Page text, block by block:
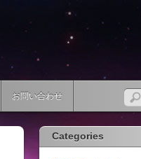
お問い合わせ
Categories